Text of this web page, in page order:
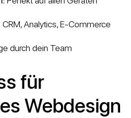
CRM, Analytics, E-Commerce
durch dein Team
für
Webdesign